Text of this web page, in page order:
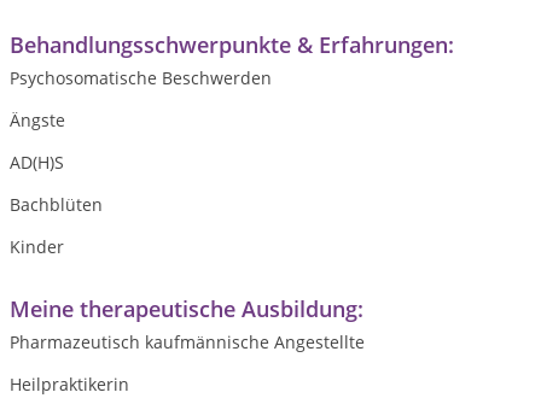
Behandlungsschwerpunkte & Erfahrungen:
Psychosomatische Beschwerden
Ängste
AD(H)S
Bachblüten
Kinder
Meine therapeutische Ausbildung:
Pharmazeutisch kaufmännische Angestellte
Heilpraktikerin